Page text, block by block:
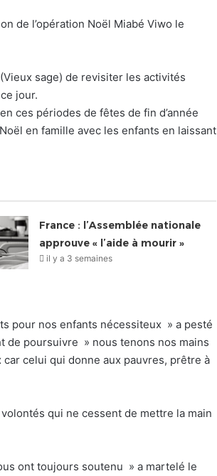
de l’opération Noël Miabé Viwo le
sage) de revisiter les activités
jour.
ces périodes de fêtes de fin d’année
en famille avec les enfants en laissant
France : l’Assemblée nationale
approuve « l’aide à mourir »
il y a 3 semaines
pour nos enfants nécessiteux » a pesté
de poursuivre » nous tenons nos mains
celui qui donne aux pauvres, prêtre à
qui ne cessent de mettre la main
ont toujours soutenu » a martelé le